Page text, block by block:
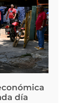
día